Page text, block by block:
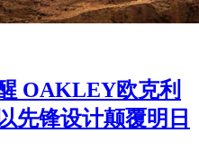
OAKLEY欧克利
先锋设计颠覆明日